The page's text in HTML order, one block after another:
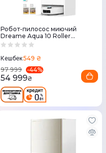
Робот-пилосос миючий
Dreame Aqua 10 Roller
Complete White
Кешбек549 ₴
97 999
-44%
54 999₴